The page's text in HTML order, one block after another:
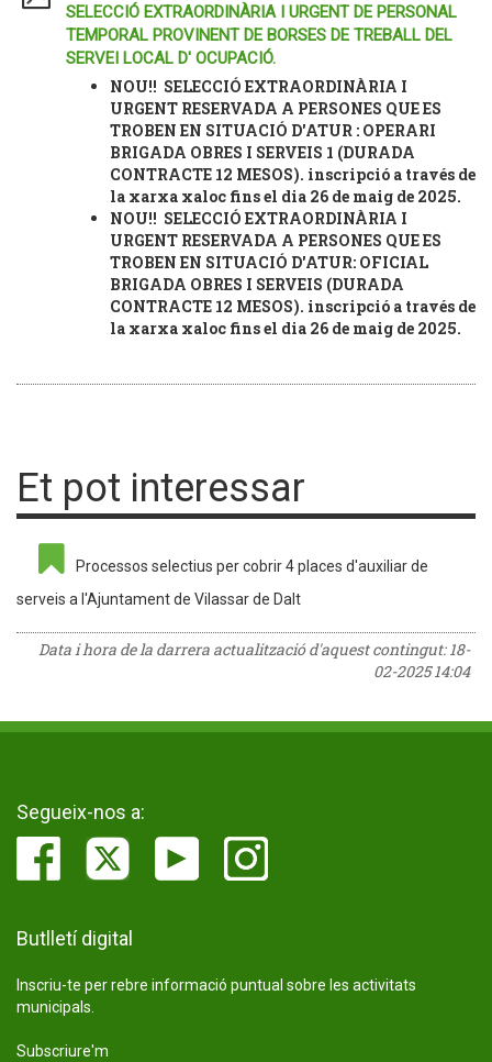
SELECCIÓ EXTRAORDINÀRIA I URGENT DE PERSONAL
TEMPORAL PROVINENT DE BORSES DE TREBALL DEL
SERVEI LOCAL D' OCUPACIÓ.
NOU!! SELECCIÓ EXTRAORDINÀRIA I
URGENT RESERVADA A PERSONES QUE ES
TROBEN EN SITUACIÓ D'ATUR : OPERARI
BRIGADA OBRES I SERVEIS 1 (DURADA
CONTRACTE 12 MESOS). inscripció a través de
la xarxa xaloc fins el dia 26 de maig de 2025.
NOU!! SELECCIÓ EXTRAORDINÀRIA I
URGENT RESERVADA A PERSONES QUE ES
TROBEN EN SITUACIÓ D'ATUR: OFICIAL
BRIGADA OBRES I SERVEIS (DURADA
CONTRACTE 12 MESOS). inscripció a través de
la xarxa xaloc fins el dia 26 de maig de 2025.
Et pot interessar
Processos selectius per cobrir 4 places d'auxiliar de
serveis a l'Ajuntament de Vilassar de Dalt
Data i hora de la darrera actualització d'aquest contingut:18-
02-2025 14:04
Segueix-nos a:
Butlletí digital
Inscriu-te per rebre informació puntual sobre les activitats
municipals.
Subscriure'm